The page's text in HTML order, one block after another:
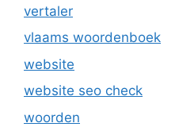
vertaler
vlaams woordenboek
website
website seo check
woorden